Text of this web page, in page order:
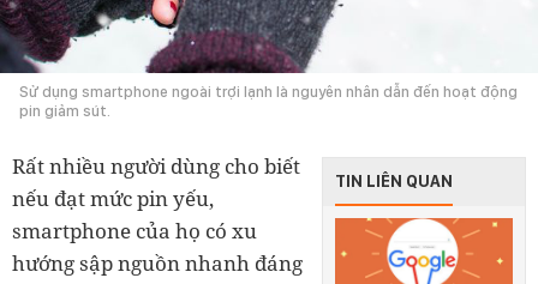
Sử dụng smartphone ngoài trợi lạnh là nguyên nhân dẫn đến hoạt động
pin giảm sút.
TIN LIÊN QUAN
Rất nhiều người dùng cho biết
nếu đạt mức pin yếu,
smartphone của họ có xu
hướng sập nguồn nhanh đáng